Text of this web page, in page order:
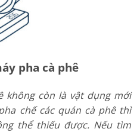
pha cà phê
không còn là vật dụng mới
chế các quán cà phê thì
thể thiếu được. Nếu tìm